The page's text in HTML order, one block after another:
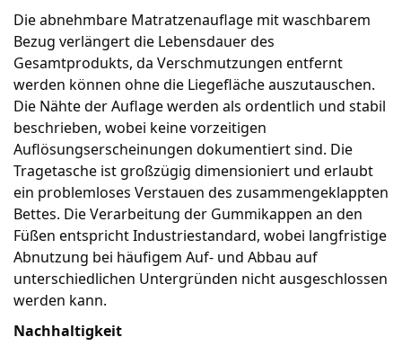
Die abnehmbare Matratzenauflage mit waschbarem
Bezug verlängert die Lebensdauer des
Gesamtprodukts, da Verschmutzungen entfernt
werden können ohne die Liegefläche auszutauschen.
Die Nähte der Auflage werden als ordentlich und stabil
beschrieben, wobei keine vorzeitigen
Auflösungserscheinungen dokumentiert sind. Die
Tragetasche ist großzügig dimensioniert und erlaubt
ein problemloses Verstauen des zusammengeklappten
Bettes. Die Verarbeitung der Gummikappen an den
Füßen entspricht Industriestandard, wobei langfristige
Abnutzung bei häufigem Auf- und Abbau auf
unterschiedlichen Untergründen nicht ausgeschlossen
werden kann.
Nachhaltigkeit